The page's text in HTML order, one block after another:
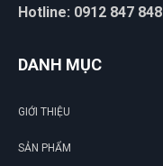
Hotline: 0912 847 848
DANH MỤC
GIỚI THIỆU
SẢN PHẨM